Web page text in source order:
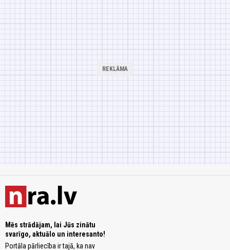
Mēs strādājam, lai Jūs zinātu
svarīgo, aktuālo un interesanto!
Portāla pārliecība ir tajā, ka nav